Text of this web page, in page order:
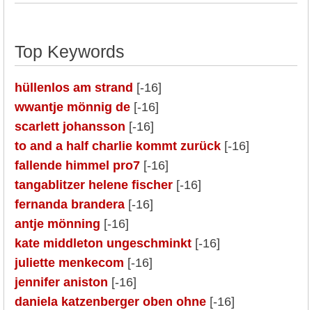
Top Keywords
hüllenlos am strand [-16]
wwantje mönnig de [-16]
scarlett johansson [-16]
to and a half charlie kommt zurück [-16]
fallende himmel pro7 [-16]
tangablitzer helene fischer [-16]
fernanda brandera [-16]
antje mönning [-16]
kate middleton ungeschminkt [-16]
juliette menkecom [-16]
jennifer aniston [-16]
daniela katzenberger oben ohne [-16]